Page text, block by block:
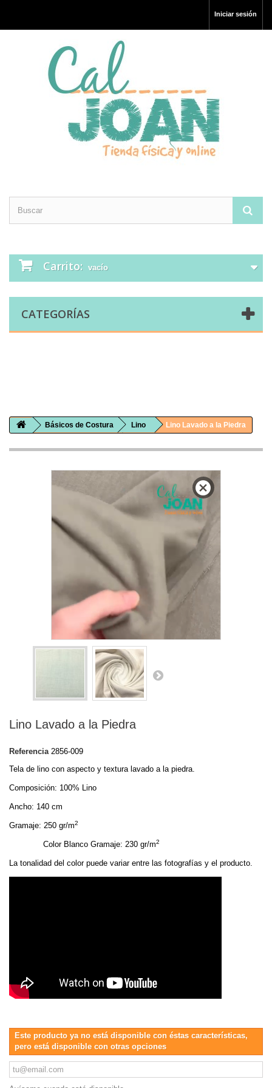
Iniciar sesión
Carrito: vacío
CATEGORÍAS
Básicos de Costura Lino Lino Lavado a la Piedra
Ver más grande
Unmute
0%
0%
Lino Lavado a la Piedra
Referencia 2856-009
Tela de lino con aspecto y textura lavado a la piedra.
Composición: 100% Lino
Ancho: 140 cm
Gramaje: 250 gr/m2
Color Blanco Gramaje: 230 gr/m2
La tonalidad del color puede variar entre las fotografías y el producto.
Este producto ya no está disponible con éstas características,
pero está disponible con otras opciones